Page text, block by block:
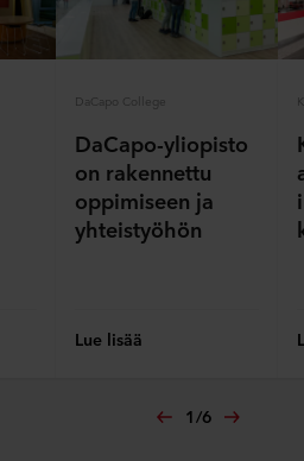
DaCapo College
DaCapo-yliopisto
on rakennettu
oppimiseen ja
yhteistyöhön
Lue lisää
1/6